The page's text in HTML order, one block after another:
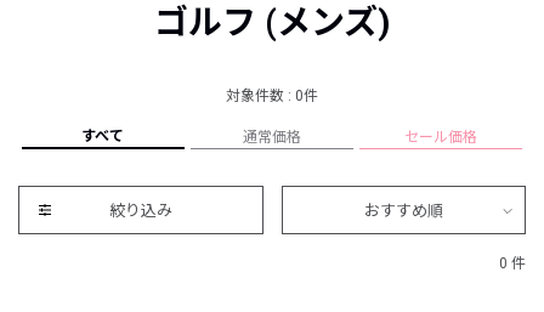
ゴルフ (メンズ)
対象件数 : 0件
すべて 通常価格 セール価格
絞り込み おすすめ順
0 件